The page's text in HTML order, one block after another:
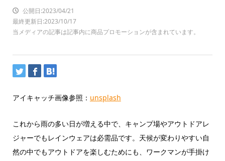
公開日:2023/04/21
最終更新日:2023/10/17
当メディアの記事は記事内に商品プロモーションが含まれています。
アイキャッチ画像参照： unsplash
これから雨の多い日が増える中で、キャンプ場やアウトドアレ
ジャーでもレインウェアは必需品です。天候が変わりやすい自
然の中でもアウトドアを楽しむためにも、ワークマンが手掛け